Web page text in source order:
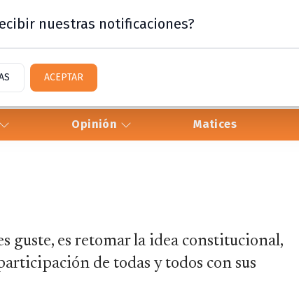
Opinión Matices
guste, es retomar la idea constitucional,
de todas y todos con sus
nuestras notificaciones?
ACEPTAR